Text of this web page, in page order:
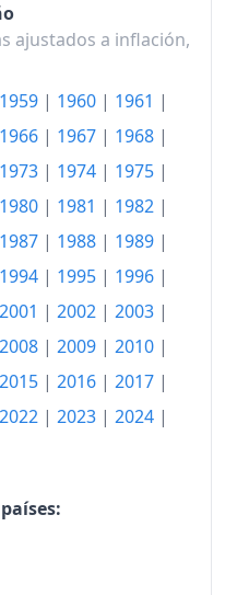
254.32
289.02
321.79
349.04
370.74
391.93
420.05
456.67
509.31
ajustados a inflación,
1959 | 1960 | 1961 |
1966 | 1967 | 1968 |
1973 | 1974 | 1975 |
1980 | 1981 | 1982 |
1987 | 1988 | 1989 |
1994 | 1995 | 1996 |
2001 | 2002 | 2003 |
2008 | 2009 | 2010 |
2015 | 2016 | 2017 |
2022 | 2023 | 2024 |